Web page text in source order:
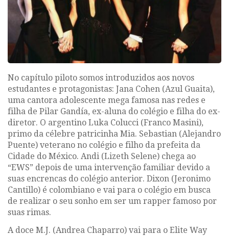
No capítulo piloto somos introduzidos aos novos
estudantes e protagonistas: Jana Cohen (Azul Guaita),
uma cantora adolescente mega famosa nas redes e
filha de Pilar Gandía, ex-aluna do colégio e filha do ex-
diretor. O argentino Luka Colucci (Franco Masini),
primo da célebre patricinha Mia. Sebastian (Alejandro
Puente) veterano no colégio e filho da prefeita da
Cidade do México. Andi (Lizeth Selene) chega ao
“EWS” depois de uma intervenção familiar devido a
suas encrencas do colégio anterior. Dixon (Jeronimo
Cantillo) é colombiano e vai para o colégio em busca
de realizar o seu sonho em ser um rapper famoso por
suas rimas.
A doce M.J. (Andrea Chaparro) vai para o Elite Way